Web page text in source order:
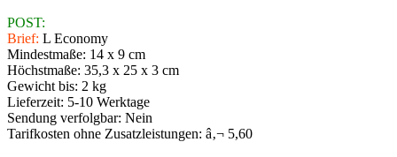
POST:
Brief: L Economy
Mindestmaße: 14 x 9 cm
Höchstmaße: 35,3 x 25 x 3 cm
Gewicht bis: 2 kg
Lieferzeit: 5-10 Werktage
Sendung verfolgbar: Nein
Tarifkosten ohne Zusatzleistungen: â‚¬ 5,60